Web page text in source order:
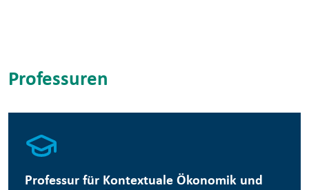
Professuren
Professur für Kontextuale Ökonomik und